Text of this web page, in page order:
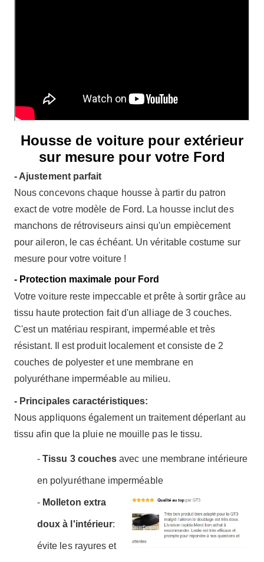
Housse de voiture pour extérieur
sur mesure pour votre Ford
- Ajustement parfait
Nous concevons chaque housse à partir du patron
exact de votre modèle de Ford. La housse inclut des
manchons de rétroviseurs ainsi qu'un empiècement
pour aileron, le cas échéant. Un véritable costume sur
mesure pour votre voiture !
- Protection maximale pour Ford
Votre voiture reste impeccable et prête à sortir grâce au
tissu haute protection fait d'un alliage de 3 couches.
C'est un matériau respirant, imperméable et très
résistant. Il est produit localement et consiste de 2
couches de polyester et une membrane en
polyuréthane imperméable au milieu.
- Principales caractéristiques:
Nous appliquons également un traitement déperlant au
tissu afin que la pluie ne mouille pas le tissu.
-Tissu 3 couches avec une membrane intérieure
en polyuréthane imperméable
- Molleton extra
doux à l'intérieur:
évite les rayures et